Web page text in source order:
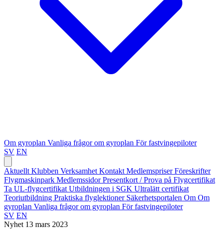
Om gyroplan Vanliga frågor om gyroplan För fastvingepiloter
SV EN
Aktuellt Klubben Verksamhet Kontakt MedlemspriserFöreskrifter
Flygmaskinpark MedlemssidorPresentkort / Prova på Flygcertifikat
Ta UL-flygcertifikat Utbildningen i SGK Ultralätt certifikat
Teoriutbildning Praktiska flyglektioner Säkerhetsportalen Om Om
gyroplan Vanliga frågor om gyroplan För fastvingepiloter
SV EN
Nyhet 13 mars 2023